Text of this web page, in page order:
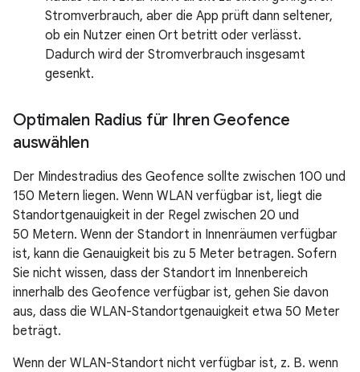
Stromverbrauch, aber die App prüft dann seltener,
ob ein Nutzer einen Ort betritt oder verlässt.
Dadurch wird der Stromverbrauch insgesamt
gesenkt.
Optimalen Radius für Ihren Geofence
auswählen
Der Mindestradius des Geofence sollte zwischen 100 und
150 Metern liegen. Wenn WLAN verfügbar ist, liegt die
Standortgenauigkeit in der Regel zwischen 20 und
50 Metern. Wenn der Standort in Innenräumen verfügbar
ist, kann die Genauigkeit bis zu 5 Meter betragen. Sofern
Sie nicht wissen, dass der Standort im Innenbereich
innerhalb des Geofence verfügbar ist, gehen Sie davon
aus, dass die WLAN-Standortgenauigkeit etwa 50 Meter
beträgt.
Wenn der WLAN-Standort nicht verfügbar ist, z. B. wenn